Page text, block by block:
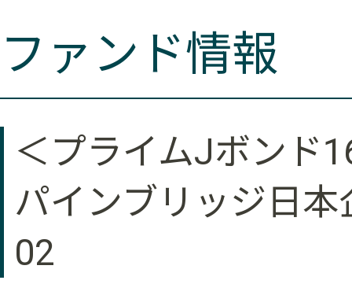
ファンド情報
＜プライムJボンド
パインブリッジ日
02